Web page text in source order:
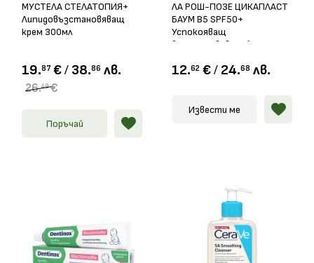
МУСТЕЛА СТЕЛАТОПИЯ+
Липидовъзстановяващ
крем 300мл
19.87 €/ 38.86 лв.
26.49 €
Поръчай
ЛА РОШ-ПОЗЕ ЦИКАПЛАСТ
БАУМ B5 SPF50+
Успокояващ
възстановяващ балсам
12.62 €/ 24.68 лв.
Извести ме